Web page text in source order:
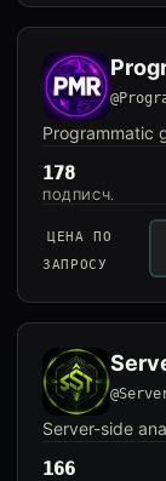
Programmatic
178
ПОДПИСЧ.
ЦЕНА ПО
ЗАПРОСУ
Server-side
166